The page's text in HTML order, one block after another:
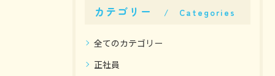
カテゴリー Categories
全てのカテゴリー
正社員